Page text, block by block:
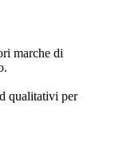
marche di
qualitativi per